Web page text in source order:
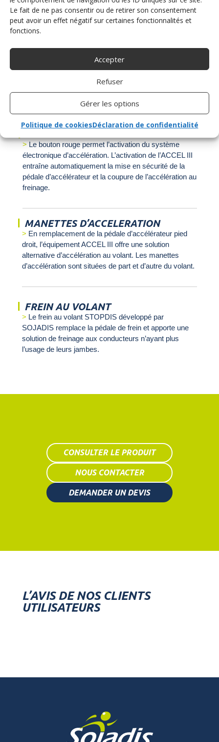
Le fait de ne pas consentir ou de retirer son consentement
peut avoir un effet négatif sur certaines fonctionnalités et
fonctions.
Accepter
Refuser
Gérer les options
Politique de cookiesDéclaration de confidentialité
Le bouton rouge permet l’activation du système
électronique d’accélération. L’activation de l’ACCEL III
entraîne automatiquement la mise en sécurité de la
pédale d’accélérateur et la coupure de l’accélération au
freinage.
MANETTES D’ACCELERATION
En remplacement de la pédale d’accélérateur pied
droit, l’équipement ACCEL III offre une solution
alternative d’accélération au volant. Les manettes
d’accélération sont situées de part et d’autre du volant.
FREIN AU VOLANT
Le frein au volant STOPDIS développé par
SOJADIS remplace la pédale de frein et apporte une
solution de freinage aux conducteurs n’ayant plus
l’usage de leurs jambes.
CONSULTER LE PRODUIT
NOUS CONTACTER
DEMANDER UN DEVIS
L’AVIS DE NOS CLIENTS
UTILISATEURS